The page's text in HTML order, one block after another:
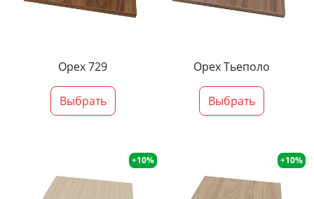
Орех 729
Выбрать
Орех Тьеполо
Выбрать
+10% +10%